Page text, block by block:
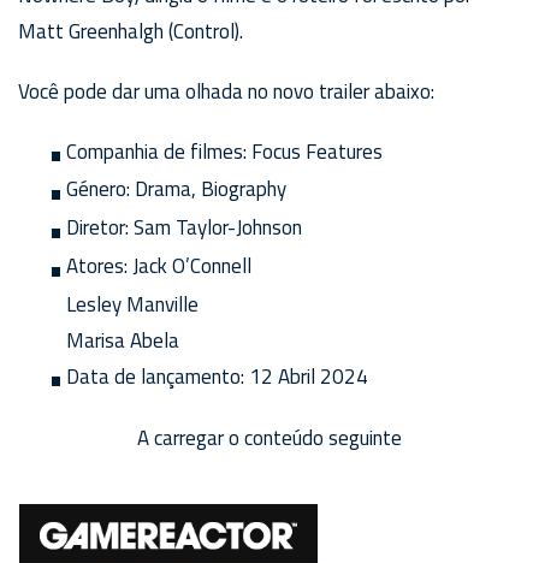
Matt Greenhalgh (Control).
Você pode dar uma olhada no novo trailer abaixo:
Companhia de filmes: Focus Features
Género: Drama, Biography
Diretor:Sam Taylor-Johnson
Atores:Jack O’Connell
Lesley Manville
Marisa Abela
Data de lançamento: 12 Abril 2024
A carregar o conteúdo seguinte